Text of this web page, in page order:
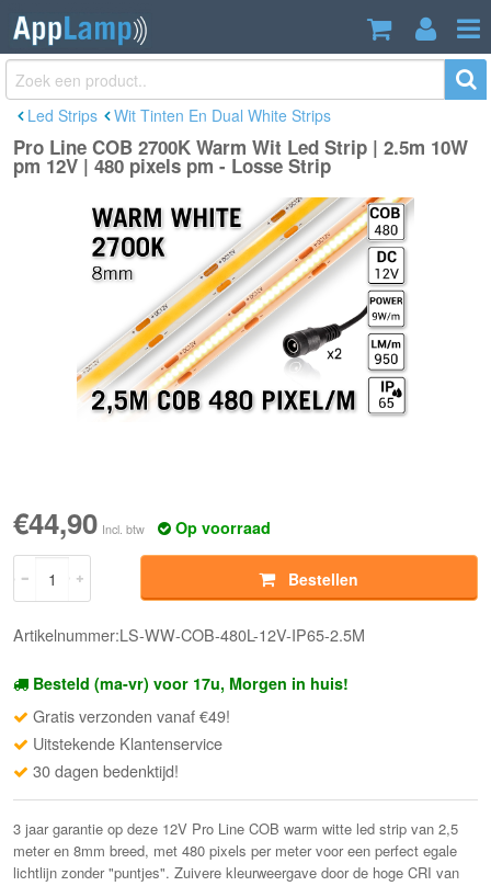
Pro Line COB 2700K Warm Wit Led
Strip | 2.5m 10W pm 12V | 480 pixels
pm - Losse Strip
€44,90
Led Strips Wit Tinten En Dual White Strips
Pro Line COB 2700K Warm Wit Led Strip | 2.5m 10W
pm 12V | 480 pixels pm - Losse Strip
€44,90 Incl. btw Op voorraad
Bestellen
Artikelnummer:LS-WW-COB-480L-12V-IP65-2.5M
Besteld (ma-vr) voor 17u, Morgen in huis!
Gratis verzonden vanaf €49!
Uitstekende Klantenservice
30 dagen bedenktijd!
3 jaar garantie op deze 12V Pro Line COB warm witte led strip van 2,5
meter en 8mm breed, met 480 pixels per meter voor een perfect egale
lichtlijn zonder "puntjes". Zuivere kleurweergave door de hoge CRI van